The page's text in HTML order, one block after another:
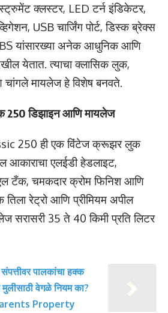
क्लस्टर, LED टर्न इंडिकेटर,
USB चार्जिंग पोर्ट, डिस्क ब्रेक्स
यांसारख्या अनेक आधुनिक आणि
येतात. त्याचा क्लासिक लुक,
मायलेज हे विशेष बनवते.
250 डिझाइन आणि मायलेज
250 ही एक विंटेज क्रूझर लुक
आकाराचा एलईडी हेडलाइट,
टँक, चमकदार क्रोम फिनिश आणि
रेट्रो आणि प्रीमियम अपील
सरासरी 35 ते 40 किमी प्रति लिटर
संपत्तीवर पालकांचा हक्क
वेगळे नियम का?
Parents Property